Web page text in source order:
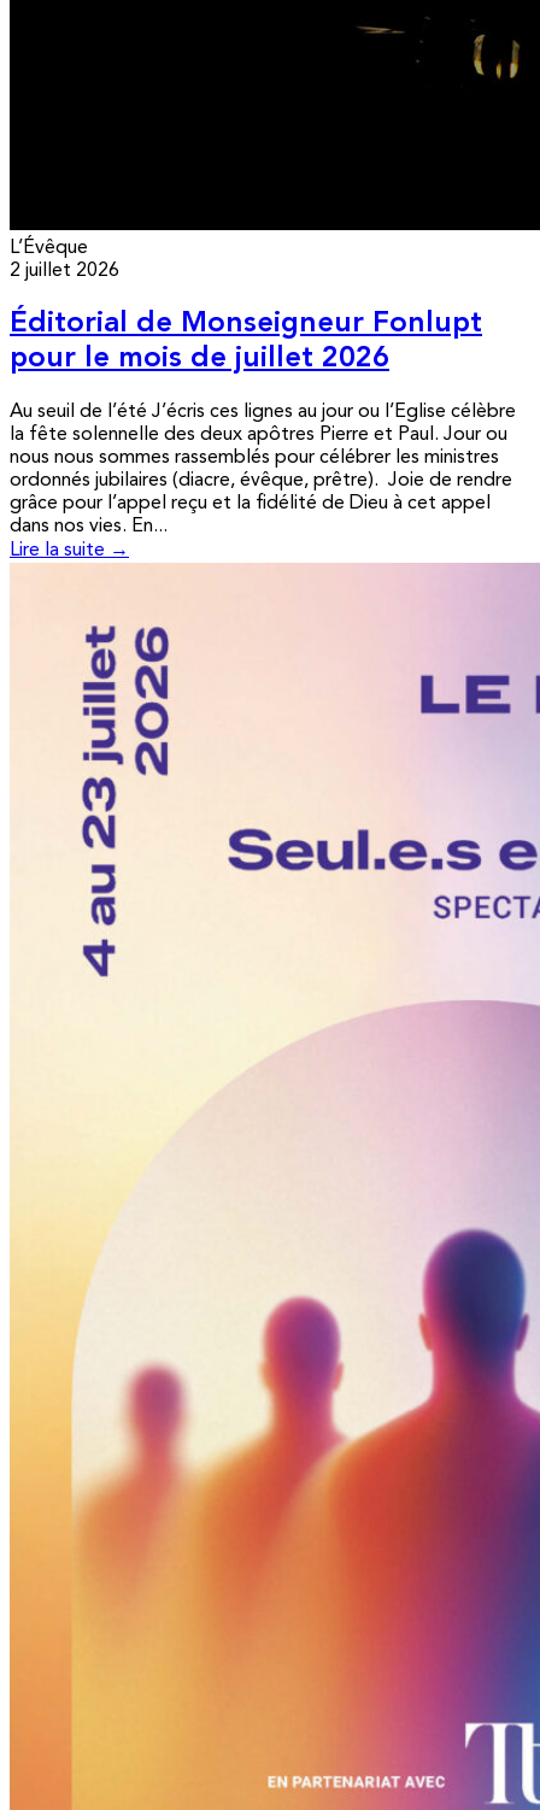
L’Évêque
2 juillet 2026
Éditorial de Monseigneur Fonlupt
pour le mois de juillet 2026
Au seuil de l’été J’écris ces lignes au jour ou l’Eglise célèbre
la fête solennelle des deux apôtres Pierre et Paul. Jour ou
nous nous sommes rassemblés pour célébrer les ministres
ordonnés jubilaires (diacre, évêque, prêtre). Joie de rendre
grâce pour l’appel reçu et la fidélité de Dieu à cet appel
dans nos vies. En...
Lire la suite →